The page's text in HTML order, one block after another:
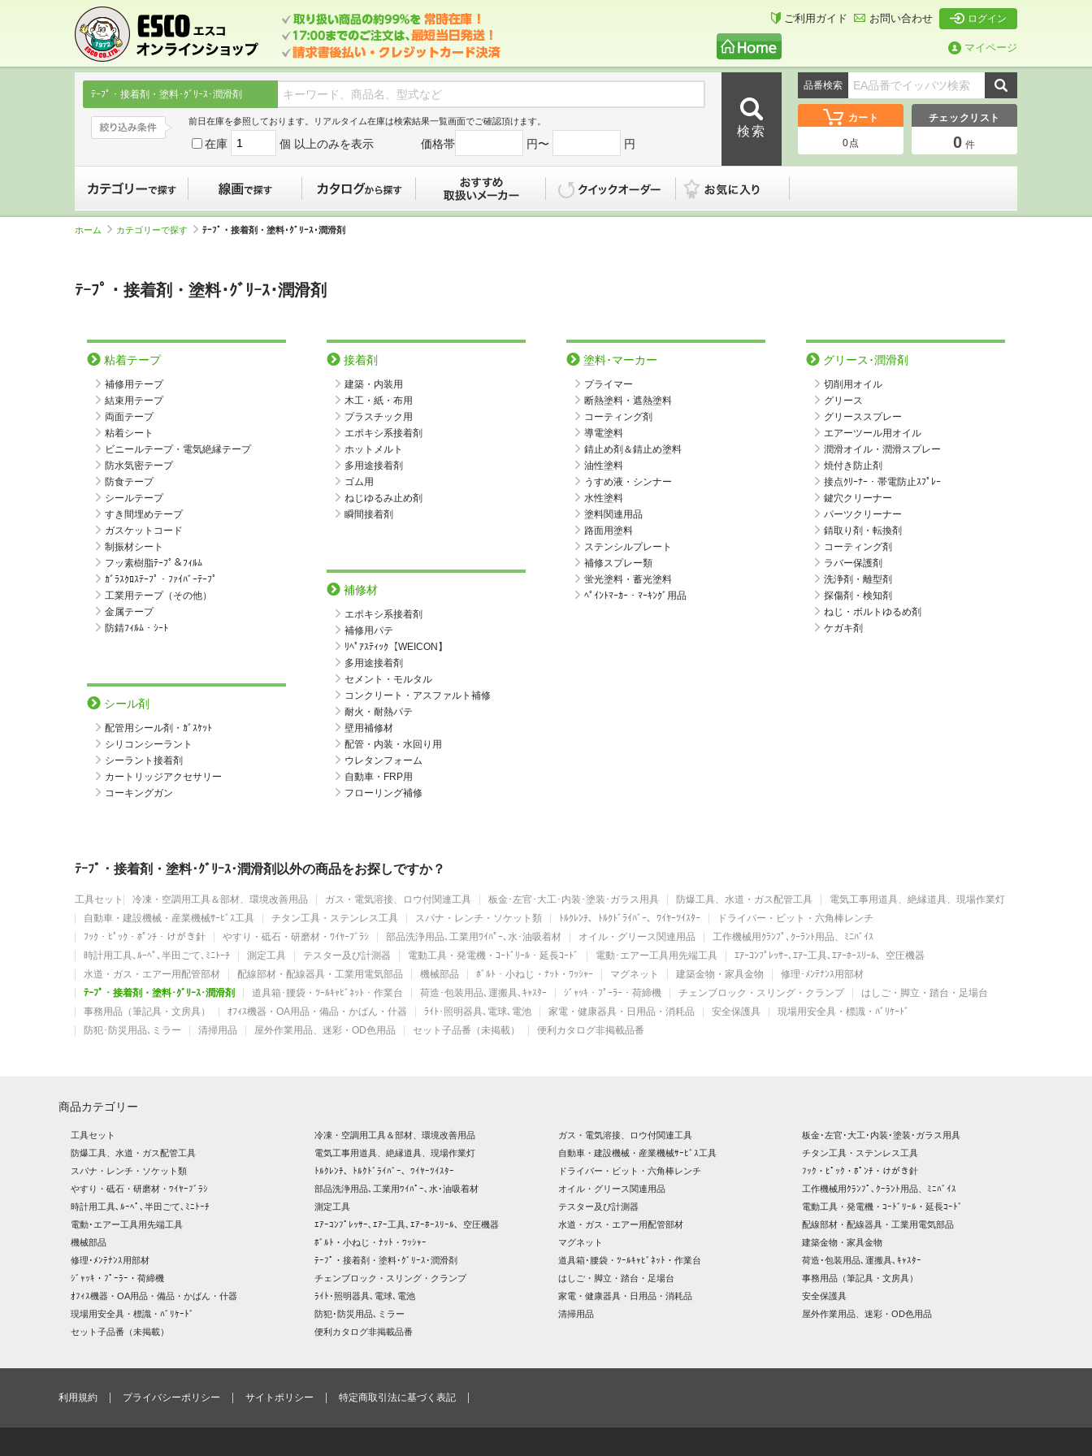
ご利用ガイド お問い合わせ ログイン
マイページ
ﾃｰﾌﾟ・接着剤・塗料･ｸﾞﾘｰｽ･潤滑剤
前日在庫を参照しております。リアルタイム在庫は検索結果一覧画面でご確認頂けます。
在庫 個 以上のみを表示 価格帯 円〜 円
品番検索
カート
0点
チェックリスト
0 件
ホーム カテゴリーで探す ﾃｰﾌﾟ・接着剤・塗料･ｸﾞﾘｰｽ･潤滑剤
ﾃｰﾌﾟ・接着剤・塗料･ｸﾞﾘｰｽ･潤滑剤
粘着テープ
補修用テープ
結束用テープ
両面テープ
粘着シート
ビニールテープ・電気絶縁テープ
防水気密テープ
防食テープ
シールテープ
すき間埋めテープ
ガスケットコード
制振材シート
フッ素樹脂ﾃｰﾌﾟ＆ﾌｨﾙﾑ
ｶﾞﾗｽｸﾛｽﾃｰﾌﾟ・ﾌｧｲﾊﾞｰﾃｰﾌﾟ
工業用テープ（その他）
金属テープ
防錆ﾌｨﾙﾑ・ｼｰﾄ
シール剤
配管用シール剤・ｶﾞｽｹｯﾄ
シリコンシーラント
シーラント接着剤
カートリッジアクセサリー
コーキングガン
接着剤
建築・内装用
木工・紙・布用
プラスチック用
エポキシ系接着剤
ホットメルト
多用途接着剤
ゴム用
ねじゆるみ止め剤
瞬間接着剤
補修材
エポキシ系接着剤
補修用パテ
ﾘﾍﾟｱｽﾃｨｯｸ【WEICON】
多用途接着剤
セメント・モルタル
コンクリート・アスファルト補修
耐火・耐熱パテ
壁用補修材
配管・内装・水回り用
ウレタンフォーム
自動車・FRP用
フローリング補修
塗料･マーカー
プライマー
断熱塗料・遮熱塗料
コーティング剤
導電塗料
錆止め剤＆錆止め塗料
油性塗料
うすめ液・シンナー
水性塗料
塗料関連用品
路面用塗料
ステンシルプレート
補修スプレー類
蛍光塗料・蓄光塗料
ﾍﾟｲﾝﾄﾏｰｶｰ・ﾏｰｷﾝｸﾞ用品
グリース･潤滑剤
切削用オイル
グリース
グリーススプレー
エアーツール用オイル
潤滑オイル・潤滑スプレー
焼付き防止剤
接点ｸﾘｰﾅｰ・帯電防止ｽﾌﾟﾚｰ
鍵穴クリーナー
パーツクリーナー
錆取り剤・転換剤
コーティング剤
ラバー保護剤
洗浄剤・離型剤
探傷剤・検知剤
ねじ・ボルトゆるめ剤
ケガキ剤
ﾃｰﾌﾟ・接着剤・塗料･ｸﾞﾘｰｽ･潤滑剤以外の商品をお探しですか？
工具セット 冷凍・空調用工具＆部材、環境改善用品 ガス・電気溶接、ロウ付関連工具 板金･左官･大工･内装･塗装･ガラス用具 防爆工具、水道・ガス配管工具
電気工事用道具、絶縁道具、現場作業灯
自動車・建設機械・産業機械ｻｰﾋﾞｽ工具
チタン工具・ステンレス工具 スパナ・レンチ・ソケット類 ﾄﾙｸﾚﾝﾁ、ﾄﾙｸﾄﾞﾗｲﾊﾞｰ、ﾜｲﾔｰﾂｲｽﾀｰ
ドライバー・ビット・六角棒レンチ
ﾌｯｸ・ﾋﾟｯｸ・ﾎﾟﾝﾁ・けがき針
やすり・砥石・研磨材・ﾜｲﾔｰﾌﾞﾗｼ 部品洗浄用品､工業用ﾜｲﾊﾟｰ､水･油吸着材 オイル・グリース関連用品
工作機械用ｸﾗﾝﾌﾟ､ｸｰﾗﾝﾄ用品、ﾐﾆﾊﾞｲｽ
時計用工具､ﾙｰﾍﾟ､半田ごて､ﾐﾆﾄｰﾁ
測定工具 テスター及び計測器 電動工具・発電機・ｺｰﾄﾞﾘｰﾙ・延長ｺｰﾄﾞ 電動･エアー工具用先端工具
ｴｱｰｺﾝﾌﾟﾚｯｻｰ､ｴｱｰ工具､ｴｱｰﾎｰｽﾘｰﾙ、空圧機器
水道・ガス・エアー用配管部材
配線部材・配線器具・工業用電気部品 機械部品 ﾎﾞﾙﾄ・小ねじ・ﾅｯﾄ・ﾜｯｼｬｰ マグネット 建築金物・家具金物
修理･ﾒﾝﾃﾅﾝｽ用部材
ﾃｰﾌﾟ・接着剤・塗料･ｸﾞﾘｰｽ･潤滑剤
道具箱･腰袋・ﾂｰﾙｷｬﾋﾞﾈｯﾄ・作業台 荷造･包装用品､運搬具､ｷｬｽﾀｰ ｼﾞｬｯｷ・ﾌﾟｰﾗｰ・荷締機 チェンブロック・スリング・クランプ
はしご・脚立・踏台・足場台
事務用品（筆記具・文房具）
ｵﾌｨｽ機器・OA用品・備品・かばん・什器 ﾗｲﾄ･照明器具､電球､電池 家電・健康器具・日用品・消耗品 安全保護具
現場用安全具・標識・ﾊﾞﾘｹｰﾄﾞ
防犯･防災用品､ミラー
清掃用品 屋外作業用品、迷彩・OD色用品 セット子品番（未掲載） 便利カタログ非掲載品番
商品カテゴリー
工具セット 冷凍・空調用工具＆部材、環境改善用品 ガス・電気溶接、ロウ付関連工具
板金･左官･大工･内装･塗装･ガラス用具
防爆工具、水道・ガス配管工具
電気工事用道具、絶縁道具、現場作業灯 自動車・建設機械・産業機械ｻｰﾋﾞｽ工具
チタン工具・ステンレス工具
スパナ・レンチ・ソケット類
ﾄﾙｸﾚﾝﾁ、ﾄﾙｸﾄﾞﾗｲﾊﾞｰ、ﾜｲﾔｰﾂｲｽﾀｰ ドライバー・ビット・六角棒レンチ
ﾌｯｸ・ﾋﾟｯｸ・ﾎﾟﾝﾁ・けがき針
やすり・砥石・研磨材・ﾜｲﾔｰﾌﾞﾗｼ
部品洗浄用品､工業用ﾜｲﾊﾟｰ､水･油吸着材 オイル・グリース関連用品
工作機械用ｸﾗﾝﾌﾟ､ｸｰﾗﾝﾄ用品、ﾐﾆﾊﾞｲｽ
時計用工具､ﾙｰﾍﾟ､半田ごて､ﾐﾆﾄｰﾁ
測定工具 テスター及び計測器
電動工具・発電機・ｺｰﾄﾞﾘｰﾙ・延長ｺｰﾄﾞ
電動･エアー工具用先端工具
ｴｱｰｺﾝﾌﾟﾚｯｻｰ､ｴｱｰ工具､ｴｱｰﾎｰｽﾘｰﾙ、空圧機器 水道・ガス・エアー用配管部材
配線部材・配線器具・工業用電気部品
機械部品
ﾎﾞﾙﾄ・小ねじ・ﾅｯﾄ・ﾜｯｼｬｰ マグネット
建築金物・家具金物
修理･ﾒﾝﾃﾅﾝｽ用部材
ﾃｰﾌﾟ・接着剤・塗料･ｸﾞﾘｰｽ･潤滑剤 道具箱･腰袋・ﾂｰﾙｷｬﾋﾞﾈｯﾄ・作業台
荷造･包装用品､運搬具､ｷｬｽﾀｰ
ｼﾞｬｯｷ・ﾌﾟｰﾗｰ・荷締機
チェンブロック・スリング・クランプ はしご・脚立・踏台・足場台
事務用品（筆記具・文房具）
ｵﾌｨｽ機器・OA用品・備品・かばん・什器
ﾗｲﾄ･照明器具､電球､電池 家電・健康器具・日用品・消耗品
安全保護具
現場用安全具・標識・ﾊﾞﾘｹｰﾄﾞ
防犯･防災用品､ミラー 清掃用品
屋外作業用品、迷彩・OD色用品
セット子品番（未掲載）
便利カタログ非掲載品番
利用規約 プライバシーポリシー サイトポリシー 特定商取引法に基づく表記